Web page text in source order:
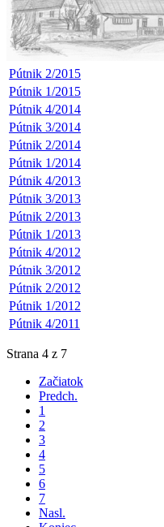
Pútnik 2/2015
Pútnik 1/2015
Pútnik 4/2014
Pútnik 3/2014
Pútnik 2/2014
Pútnik 1/2014
Pútnik 4/2013
Pútnik 3/2013
Pútnik 2/2013
Pútnik 1/2013
Pútnik 4/2012
Pútnik 3/2012
Pútnik 2/2012
Pútnik 1/2012
Pútnik 4/2011
Strana 4 z 7
Začiatok
Predch.
1
2
3
4
5
6
7
Nasl.